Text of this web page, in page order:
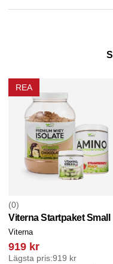
REA
0
Viterna Startpaket Small
Viterna
919 kr
Lägsta pris:919 kr